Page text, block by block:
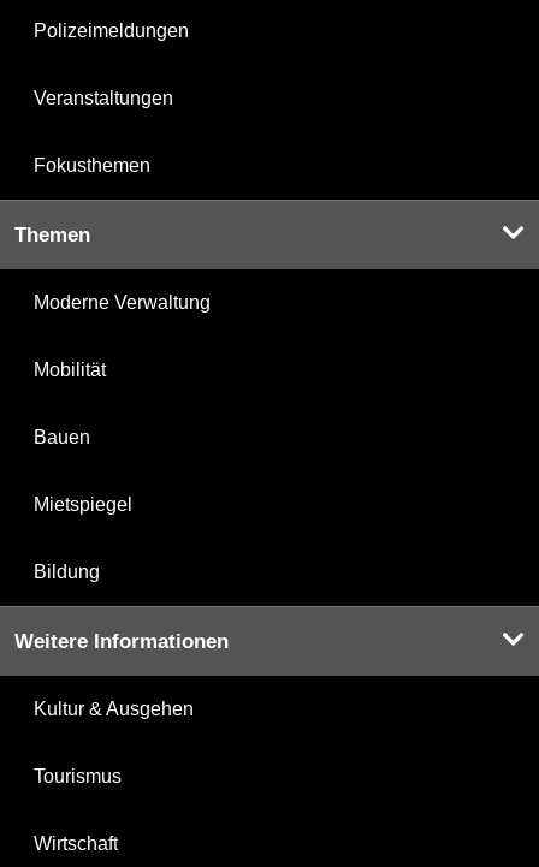
Polizeimeldungen
Veranstaltungen
Fokusthemen
Themen
Moderne Verwaltung
Mobilität
Bauen
Mietspiegel
Bildung
Weitere Informationen
Kultur & Ausgehen
Tourismus
Wirtschaft